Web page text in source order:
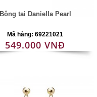
Bông tai Daniella Pearl
Mã hàng: 69221021
549.000 VNĐ